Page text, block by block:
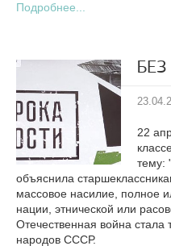
Подробнее...
22
тему:
объяснила
массовое насилие, полное
нации, этнической или
Отечественная война
народов СССР.